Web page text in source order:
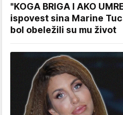
"KOGA BRIGA I AKO
ispovest sina Marine
bol obeležili su mu život